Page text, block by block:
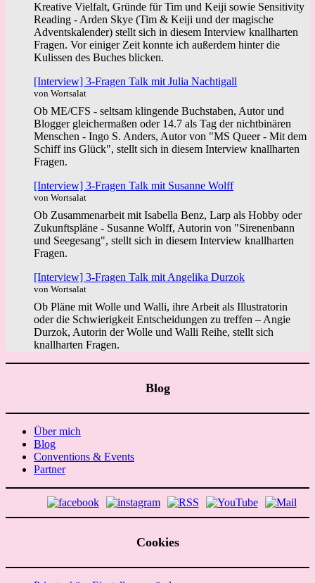
Kreative Vielfalt, Gründe für Tim und Keiji sowie Sensitivity
Reading - Arden Skye (Tim & Keiji und der magische
Adventskalender) stellt sich in diesem Interview knallharten
Fragen. Vor einiger Zeit konnte ich außerdem hinter die
Kulissen des Buches blicken.
[Interview] 3-Fragen Talk mit Julia Nachtigall
von Wortsalat
Ob ME/CFS - seltsam klingende Buchstaben, Autor und
Blogger gleichermaßen oder 14.7 als Tag der nichtbinären
Menschen - Ingo S. Anders, Autor von "MS Queer - Mit dem
Schiff ins Glück", stellt sich in diesem Interview knallharten
Fragen.
[Interview] 3-Fragen Talk mit Susanne Wolff
von Wortsalat
Ob Zusammenarbeit mit Isabella Benz, Larp als Hobby oder
Zukunftspläne - Susanne Wolff, Autorin von "Sirenenbann
und Seegesang", stellt sich in diesem Interview knallharten
Fragen.
[Interview] 3-Fragen Talk mit Angelika Durzok
von Wortsalat
Ob Pläne mit Wolle und Walli, ihre Arbeit als Illustratorin
oder die Schwierigkeit Entscheidungen zu treffen – Angie
Durzok, Autorin der Wolle und Walli Reihe, stellt sich
knallharten Fragen.
Blog
Über mich
Blog
Conventions & Events
Partner
Cookies